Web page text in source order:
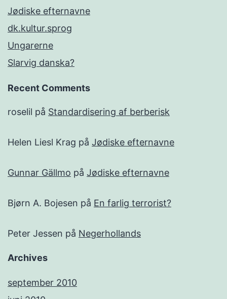
Jødiske efternavne
dk.kultur.sprog
Ungarerne
Slarvig danska?
Recent Comments
roselil på Standardisering af berberisk
Helen Liesl Krag på Jødiske efternavne
Gunnar Gällmo på Jødiske efternavne
Bjørn A. Bojesen på En farlig terrorist?
Peter Jessen på Negerhollands
Archives
september 2010